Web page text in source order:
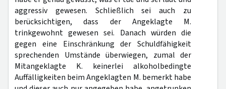
aggressiv gewesen. Schließlich sei auch zu
berücksichtigen, dass der Angeklagte M.
trinkgewohnt gewesen sei. Danach würden die
gegen eine Einschränkung der Schuldfähigkeit
sprechenden Umstände überwiegen, zumal der
Mitangeklagte K. keinerlei alkoholbedingte
Auffälligkeiten beim Angeklagten M. bemerkt habe